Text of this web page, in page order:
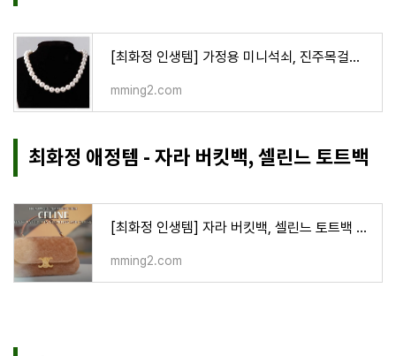
[최화정 인생템] 가정용 미니석쇠, 진주목걸이 8mm, 투명지갑 상세정보
mming2.com
최화정 애정템 - 자라 버킷백, 셀린느 토트백
[최화정 인생템] 자라 버킷백, 셀린느 토트백 정보 및 구매하기
mming2.com